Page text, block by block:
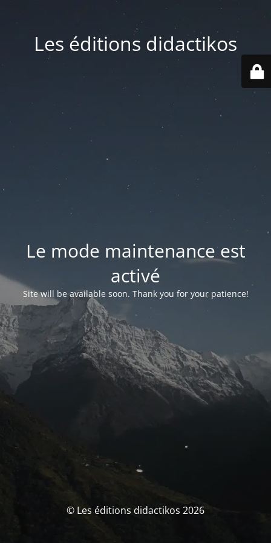
Les éditions didactikos
Le mode maintenance est
activé
Site will be available soon. Thank you for your patience!
© Les éditions didactikos 2026